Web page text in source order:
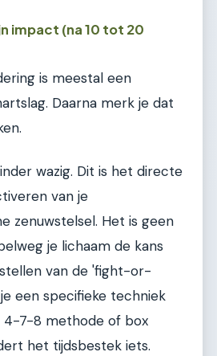
impact (na 10 tot 20
is meestal een
Daarna merk je dat
wazig. Dit is het directe
van je
zenuwstelsel. Het is geen
je lichaam de kans
van de 'fight-or-
een specifieke techniek
4-7-8 methode of box
het tijdsbestek iets.